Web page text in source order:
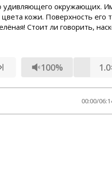
удивляющего окружающих.
кожи. Поверхность его
Стоит ли говорить,
100%
00:00/